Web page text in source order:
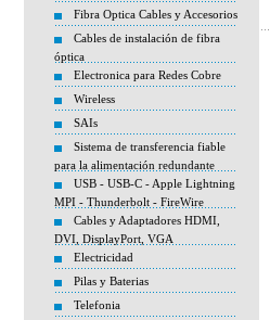
Fibra Optica Cables y Accesorios
Cables de instalación de fibra
óptica
Electronica para Redes Cobre
Wireless
SAIs
Sistema de transferencia fiable
para la alimentación redundante
USB - USB-C - Apple Lightning
MPI - Thunderbolt - FireWire
Cables y Adaptadores HDMI,
DVI, DisplayPort, VGA
Electricidad
Pilas y Baterias
Telefonia